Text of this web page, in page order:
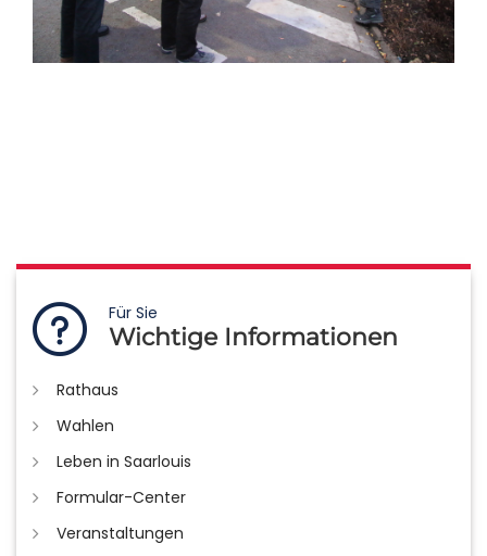
Für Sie
Wichtige Informationen
Rathaus
Wahlen
Leben in Saarlouis
Formular-Center
Veranstaltungen